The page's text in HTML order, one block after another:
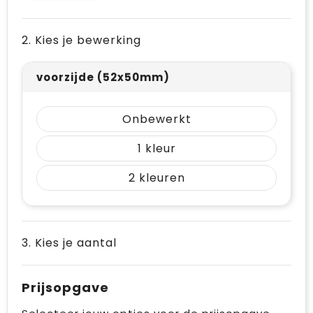
Waterflesjes
Winterse inspiratie
Themapakketten
Golftassen
Trolleys
Goodiebags
2. Kies je bewerking
voorzijde (52x50mm)
Onbewerkt
1
2
3. Kies je aantal
Prijsopgave